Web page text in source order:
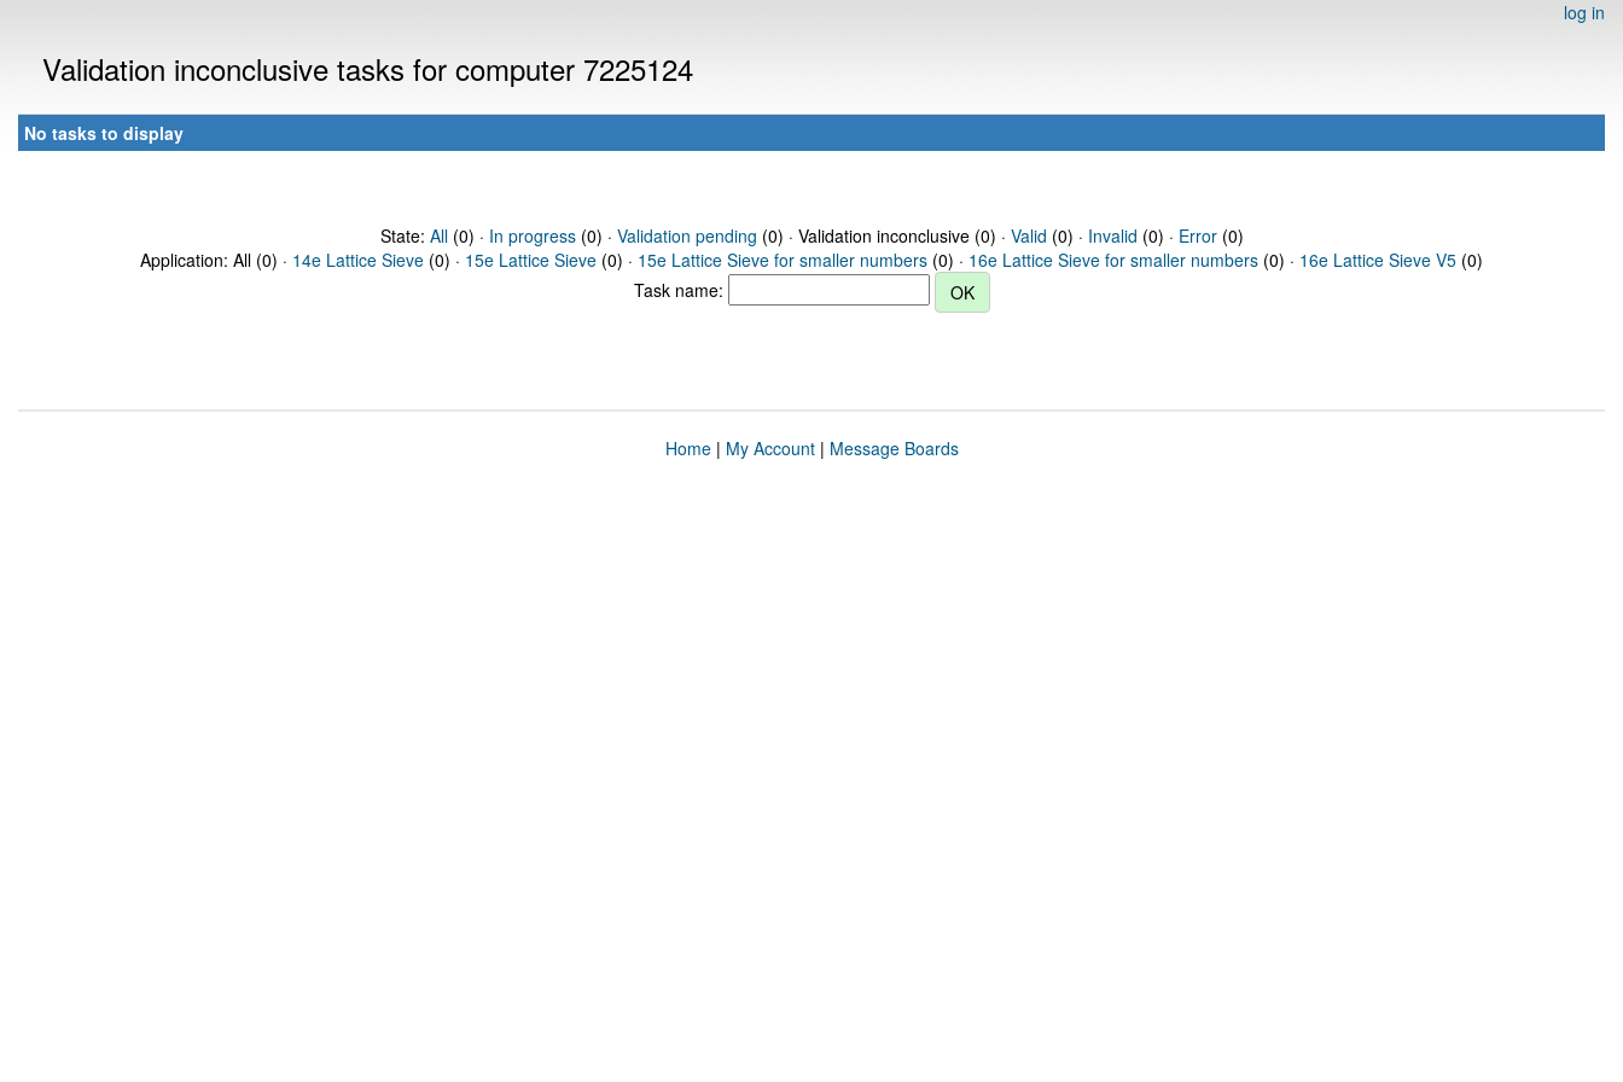
log in
Validation inconclusive tasks for computer 7225124
No tasks to display
State: All(0) · In progress(0) · Validation pending (0) · Validation inconclusive (0) · Valid (0) · Invalid (0) · Error(0)
Application: All (0) · 14e Lattice Sieve (0) · 15e Lattice Sieve (0) · 15e Lattice Sieve for smaller numbers (0) · 16e Lattice Sieve for smaller numbers (0) · 16e Lattice Sieve V5 (0)
Task name:
Home| My Account| Message Boards